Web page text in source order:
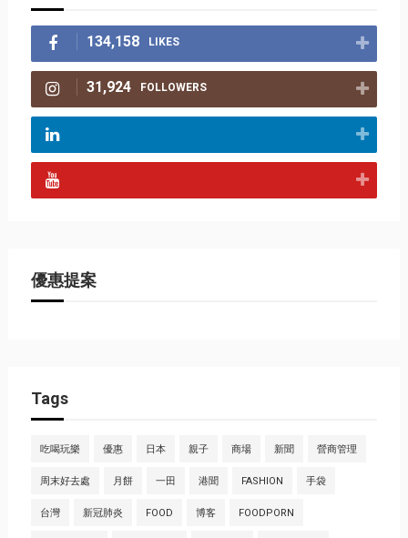
134,158 LIKES
31,924 FOLLOWERS
優惠提案
Tags
吃喝玩樂 優惠 日本 親子 商場 新聞 營商管理
周末好去處 月餅 一田 港聞 FASHION 手袋
台灣 新冠肺炎 FOOD 博客 FOODPORN